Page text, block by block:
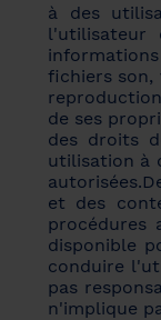
à des
fichiers son,
de ses
des droits
utilisation à
et des
procédures
disponible
conduire
pas
n'implique